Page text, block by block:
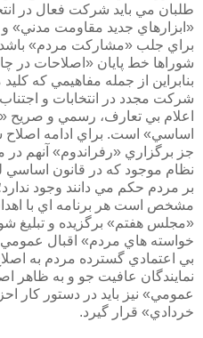
طلبان مي بايد شركت فعال در
«ابزارهاي جديد مقاومت مدني»
براي جلب «مشاركت مردم»
شوراها خط پايان «اصلاحات در
بنابراين از جمله مفاهيمي كه
شركت مجدد در انتخابات و
اعلام بي تعارف، رسمي و صريح
اساسي» است. براي ادامه
جز برگزاري «رفراندوم» آنهم در
نظام موجود كه در قانون
بر مردم حكم مي دانند وجود
مشخص است هر برنامه اي با
«مجلس هفتم» برگزيده و تبليغ
خواسته هاي مردم» اقبال عمومي
بي اعتمادي گسترده مردم به
نمايندگان عافيت جو و به ظاهر
عمومي» نيز بايد در دستور كار
خردادي» قرار گيرد.